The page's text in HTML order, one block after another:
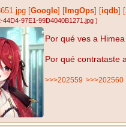
Google ImgOps iqdb
44D4-97E1-99D4040B1271.jpg )
Por qué ves a
Por qué contrataste
>>>202559 >>>202560